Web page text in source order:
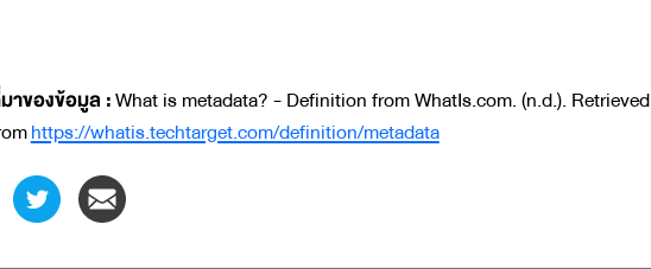
าของข้อมูล :What is metadata? - Definition from WhatIs.com. (n.d.). Retrieved
https://whatis.techtarget.com/definition/metadata